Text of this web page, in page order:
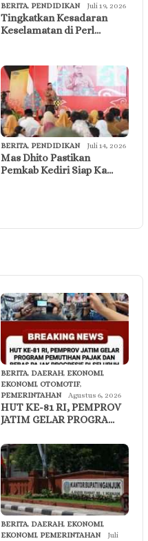
BERITA, PENDIDIKAN Juli 19, 2026
Tingkatkan Kesadaran
Keselamatan di Perl…
BERITA, PENDIDIKAN Juli 14, 2026
Mas Dhito Pastikan
Pemkab Kediri Siap Ka…
BERITA, DAERAH, EKONOMI,
EKONOMI, OTOMOTIF,
PEMERINTAHAN
Agustus 6, 2026
HUT KE-81 RI, PEMPROV
JATIM GELAR PROGRA…
BERITA, DAERAH, EKONOMI,
EKONOMI, PEMERINTAHAN
Juli